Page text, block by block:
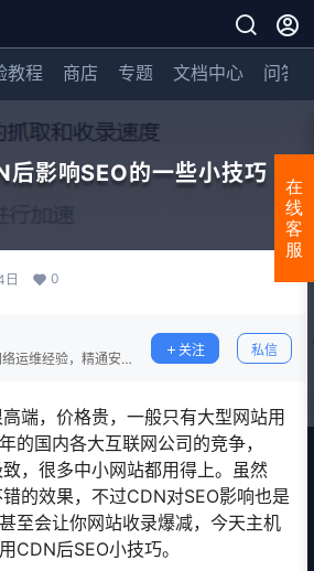
教程 商店 专题 文档中心 问答
后影响SEO的一些小技巧
日 0
关注 私信
端，价格贵，一般只有大型网站用
的国内各大互联网公司的竞争，
，很多中小网站都用得上。虽然
的效果，不过CDN对SEO影响也是
至会让你网站收录爆减，今天主机
CDN后SEO小技巧。
在
线
客
服